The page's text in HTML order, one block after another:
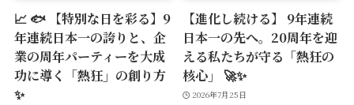
📈 🐟 【特別な日を彩る】9
年連続日本一の誇りと、企
業の周年パーティーを大成
功に導く「熱狂」の創り方
✨
【進化し続ける】 9年連続
日本一の先へ。20周年を迎
える私たちが守る「熱狂の
核心」 🚀✨
2026年7月25日